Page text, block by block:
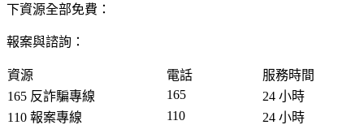
下資源全部免費：
報案與諮詢：
資源 電話
服務時間
165 反詐騙專線
165
24 小時
110 報案專線
110
24 小時